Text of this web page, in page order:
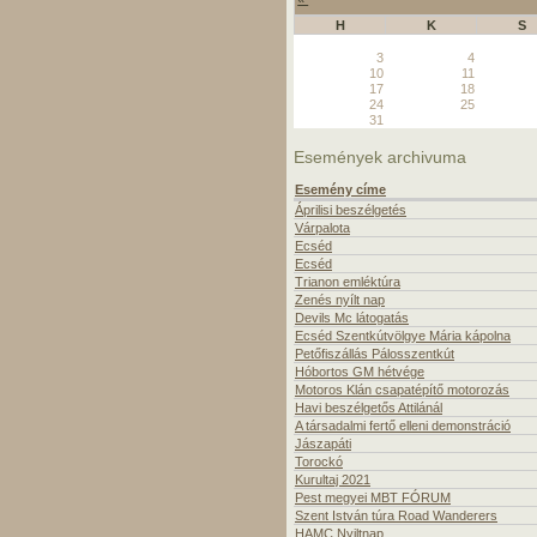
H
K S
3
4
10
11
17
18
24
25
31
Események archivuma
Esemény címe
Áprilisi beszélgetés
Várpalota
Ecséd
Ecséd
Trianon emléktúra
Zenés nyílt nap
Devils Mc látogatás
Ecséd Szentkútvölgye Mária kápolna
Petőfiszállás Pálosszentkút
Hóbortos GM hétvége
Motoros Klán csapatépítő motorozás
Havi beszélgetős Attilánál
A társadalmi fertő elleni demonstráció
Jászapáti
Torockó
Kurultaj 2021
Pest megyei MBT FÓRUM
Szent István túra Road Wanderers
HAMC Nyiltnap